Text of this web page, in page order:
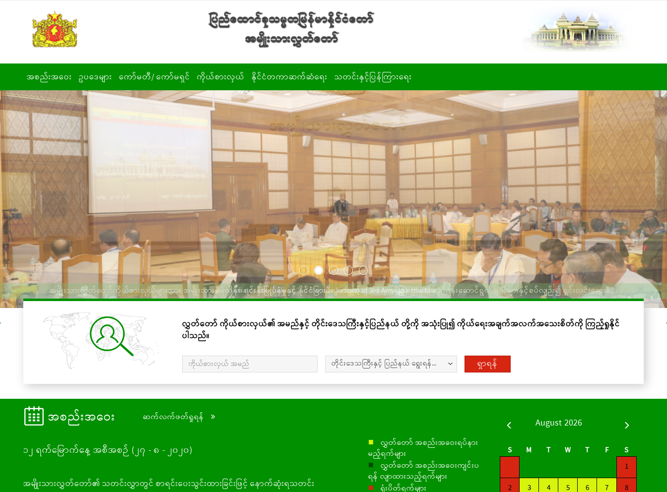
အစည်းအဝေး
ပုံမှန်အစည်းအဝေး
အထူးအစည်းအဝေး
အရေးပေါ်
အစည်းအဝေး
ဥပဒေများ
အမျိုးသားလွှတ်တော်
ကော်မတီ/ ကော်မရှင်
ကော်မတီများ
ကိုယ်စားလှယ်
ဥက္ကဋ္ဌ/ ဒုဥက္ကဋ္ဌများ
တပ်မတော်သား
ပြည်နယ်
နိုင်ငံတကာဆက်ဆံရေး
ချစ်ကြည်ရေးအသင်း
ပြည်ပခရီးစဉ်များ
သတင်းနှင့်ပြန်ကြားရေး
မိန့်ခွန်းများ
ဓာတ်ပုံများ
ဗီဒီယိုများ
အမျိုးသားလွှတ်တော်ကိုယ်စားလှယ်များအား အမျိုးသားစီမံကိန်း၊ ရင်းနှီးမြှုပ်နှံမှုနှင့် နိုင်ငံခြားစီးပွားဆက်သွယ်ရေးဝန်ကြီးဌာန၏ လုပ်ငန်းဆောင်ရွက်ချက်များနှင့်စပ်လျဉ်း၍ ရှင်းလင်းဆွေးနွေး
လွှတ်တော် ကိုယ်စားလှယ်၏ အမည်နှင့် တိုင်းဒေသကြီးနှင့်ပြည်နယ် တို့ကို အသုံးပြု၍ ကိုယ်ရေးအချက်အလက်အသေးစိတ်ကို ကြည့်ရှုနိုင်
ပါသည်။
ကိုယ်စားလှယ် အမည် တိုင်းဒေသကြီးနှင့် ပြည်နယ် ရွေးရန်... ရှာရန်
အစည်းအဝေး
၁၂ ရက်မြောက်နေ့ အစီအစဉ် (၂၇ - ၈ - ၂၀၂၀)
ဆက်လက်ဖတ်ရှုရန်
အမျိုးသားလွှတ်တော်၏ သတင်းလွှာတွင် စာရင်းပေးသွင်းထားခြင်းဖြင့် နောက်ဆုံးရသတင်း
■
လွှတ်တော် အစည်းအဝေးရပ်နား
မည့်ရက်များ
■
လွှတ်တော် အစည်းအဝေးကျင်းပ
ရန် လျာထားသည့်ရက်များ
■ ရုံးပိတ်ရက်များ
August 2026
S M T W T F
S
1
2
3 4 5 6 7
8